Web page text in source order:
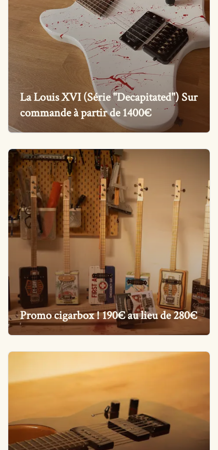
La Louis XVI (Série "Decapitated") Sur
commande à partir de 1400€
Promo cigarbox ! 190€ au lieu de 280€